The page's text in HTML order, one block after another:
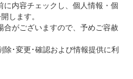
内容チェックし、個人情報・個
します。
がございますので、予めご容赦
除･変更･確認および情報提供に利